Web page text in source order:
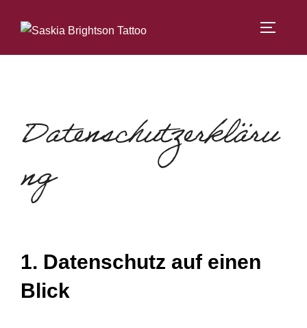
Inhalt
Datenschutzerkläru
ng
1. Datenschutz auf einen
Blick